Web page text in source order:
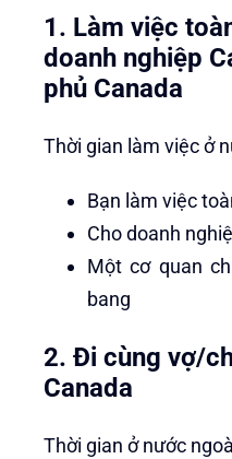
1. Làm việc
doanh nghiệp
phủ Canada
Thời gian làm việc ở
Bạn làm việc
Cho doanh
Một cơ quan
bang
2. Đi cùng vợ/
Canada
Thời gian ở nước